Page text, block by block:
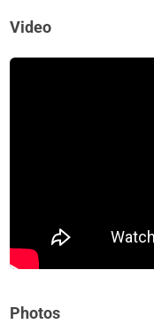
Video
Photos